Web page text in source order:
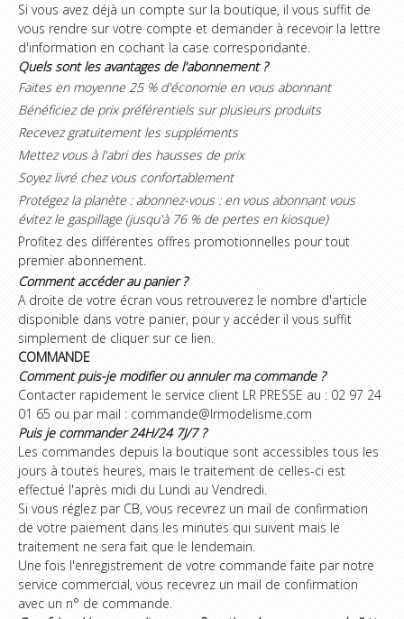
Si vous avez déjà un compte sur la boutique, il vous suffit de
vous rendre sur votre compte et demander à recevoir la lettre
d'information en cochant la case correspondante.
Quels sont les avantages de l'abonnement ?
Faites en moyenne 25 % d'économie en vous abonnant
Bénéficiez de prix préférentiels sur plusieurs produits
Recevez gratuitement les suppléments
Mettez vous à l'abri des hausses de prix
Soyez livré chez vous confortablement
Protégez la planète : abonnez-vous : en vous abonnant vous
évitez le gaspillage (jusqu'à 76 % de pertes en kiosque)
Profitez des différentes offres promotionnelles pour tout
premier abonnement.
Comment accéder au panier ?
A droite de votre écran vous retrouverez le nombre d'article
disponible dans votre panier, pour y accéder il vous suffit
simplement de cliquer sur ce lien.
COMMANDE
Comment puis-je modifier ou annuler ma commande ?
Contacter rapidement le service client LR PRESSE au : 02 97 24
01 65 ou par mail : commande@lrmodelisme.com
Puis je commander 24H/24 7J/7 ?
Les commandes depuis la boutique sont accessibles tous les
jours à toutes heures, mais le traitement de celles-ci est
effectué l'après midi du Lundi au Vendredi.
Si vous réglez par CB, vous recevrez un mail de confirmation
de votre paiement dans les minutes qui suivent mais le
traitement ne sera fait que le lendemain.
Une fois l'enregistrement de votre commande faite par notre
service commercial, vous recevrez un mail de confirmation
avec un n° de commande.